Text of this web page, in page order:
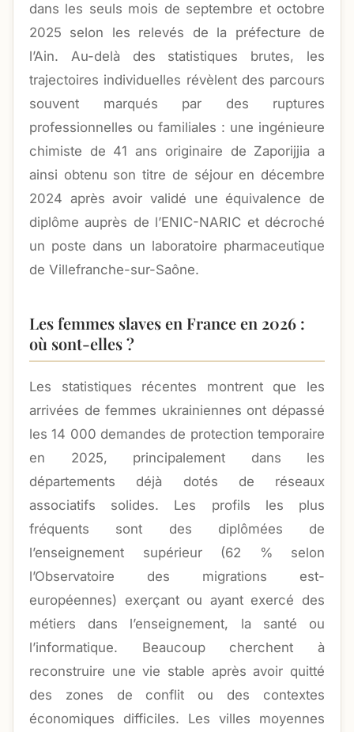
dans les seuls mois de septembre et octobre
2025 selon les relevés de la préfecture de
l’Ain. Au-delà des statistiques brutes, les
trajectoires individuelles révèlent des parcours
souvent marqués par des ruptures
professionnelles ou familiales : une ingénieure
chimiste de 41 ans originaire de Zaporijjia a
ainsi obtenu son titre de séjour en décembre
2024 après avoir validé une équivalence de
diplôme auprès de l’ENIC-NARIC et décroché
un poste dans un laboratoire pharmaceutique
de Villefranche-sur-Saône.
Les femmes slaves en France en 2026 :
où sont-elles ?
Les statistiques récentes montrent que les
arrivées de femmes ukrainiennes ont dépassé
les 14 000 demandes de protection temporaire
en 2025, principalement dans les
départements déjà dotés de réseaux
associatifs solides. Les profils les plus
fréquents sont des diplômées de
l’enseignement supérieur (62 % selon
l’Observatoire des migrations est-
européennes) exerçant ou ayant exercé des
métiers dans l’enseignement, la santé ou
l’informatique. Beaucoup cherchent à
reconstruire une vie stable après avoir quitté
des zones de conflit ou des contextes
économiques difficiles. Les villes moyennes